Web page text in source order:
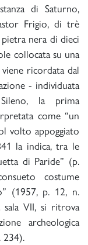
di Saturno,
Frigio, di trè
nera di dieci
collocata su una
ricordata dal
- individuata
la prima
come “un
volto appoggiato
la indica, tra le
di Paride” (p.
costume
(1957, p. 12, n.
sala VII, si ritrova
archeologica